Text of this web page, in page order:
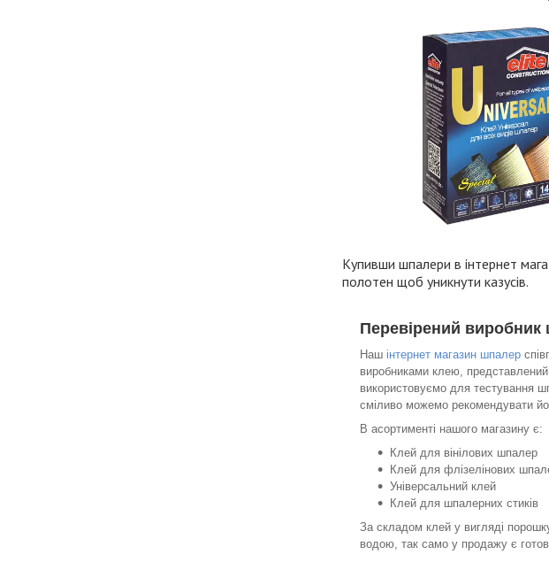
Купивши шпалери в інтернет
полотен щоб уникнути казусів.
Перевірений
Наш інтернет магазин шпалер
виробниками клею,
використовуємо для тестування
сміливо можемо рекомендувати
В асортименті нашого магазину є:
Клей для вінілових шпалер
Клей для флізелінових
Універсальний клей
Клей для шпалерних стиків
За складом клей у вигляді
водою, так само у продажу є